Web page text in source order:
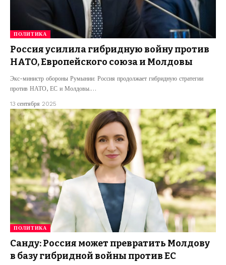
ПОЛИТИКА
Россия усилила гибридную войну против
НАТО, Европейского союза и Молдовы
Экс-министр обороны Румынии: Россия продолжает гибридную стратегии
против НАТО, ЕС и Молдовы.…
13 сентября 2025
ПОЛИТИКА
Санду: Россия может превратить Молдову
в базу гибридной войны против ЕС